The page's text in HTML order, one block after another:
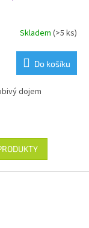
Skladem (>5 ks)
Do košíku
dojem